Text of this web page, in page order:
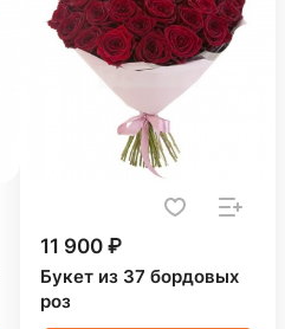
11 900 ₽
Букет из 37 бордовых
роз